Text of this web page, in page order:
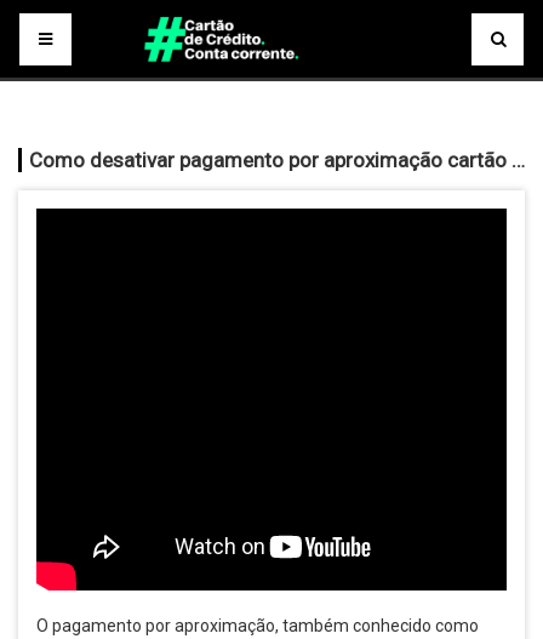
Como desativar pagamento por aproximação cartão Santander
O pagamento por aproximação, também conhecido como